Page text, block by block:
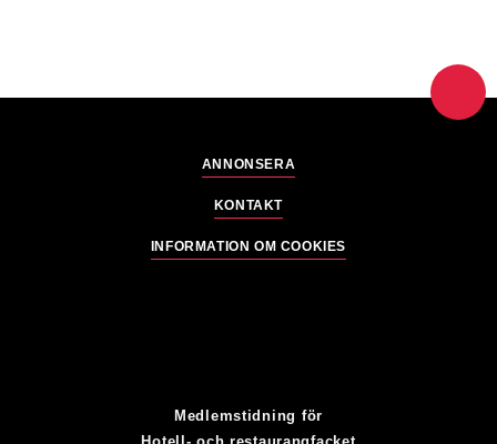
ANNONSERA
KONTAKT
INFORMATION OM COOKIES
Medlemstidning för